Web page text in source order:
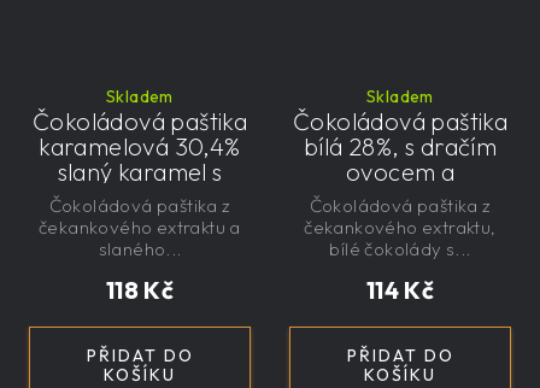
Skladem
Čokoládová paštika
karamelová 30,4%
slaný karamel s
čekankovým
sirupem 100g -
nízkokalorická,
118 Kč
PŘIDAT DO
KOŠÍKU
Čokoládová paštika z
čekankového extraktu a
slaného...
Skladem
Čokoládová paštika
bílá 28%, s dračím
ovocem a
čekankovým
sirupem 100g -
nízkokalorická,
114 Kč
PŘIDAT DO
KOŠÍKU
Čokoládová paštika z
čekankového extraktu,
bílé čokolády s...